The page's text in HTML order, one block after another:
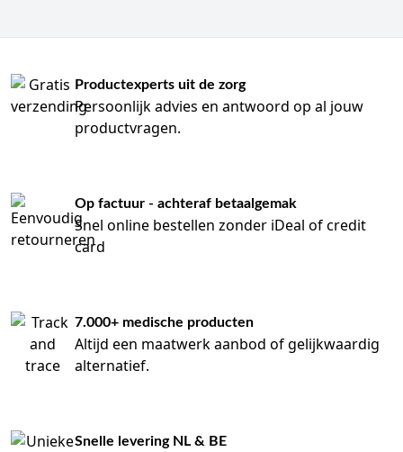
Productexperts uit de zorg
Persoonlijk advies en antwoord op al jouw
productvragen.
Op factuur - achteraf betaalgemak
Snel online bestellen zonder iDeal of credit
card
7.000+ medische producten
Altijd een maatwerk aanbod of gelijkwaardig
alternatief.
Snelle levering NL & BE